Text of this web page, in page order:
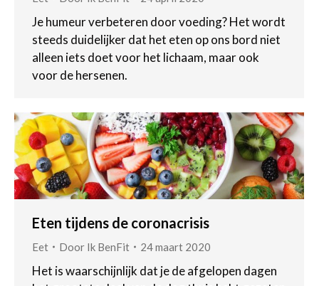
Je humeur verbeteren door voeding? Het wordt
steeds duidelijker dat het eten op ons bord niet
alleen iets doet voor het lichaam, maar ook
voor de hersenen.
Eten tijdens de coronacrisis
Eet Door Ik BenFit 24 maart 2020
Het is waarschijnlijk dat je de afgelopen dagen